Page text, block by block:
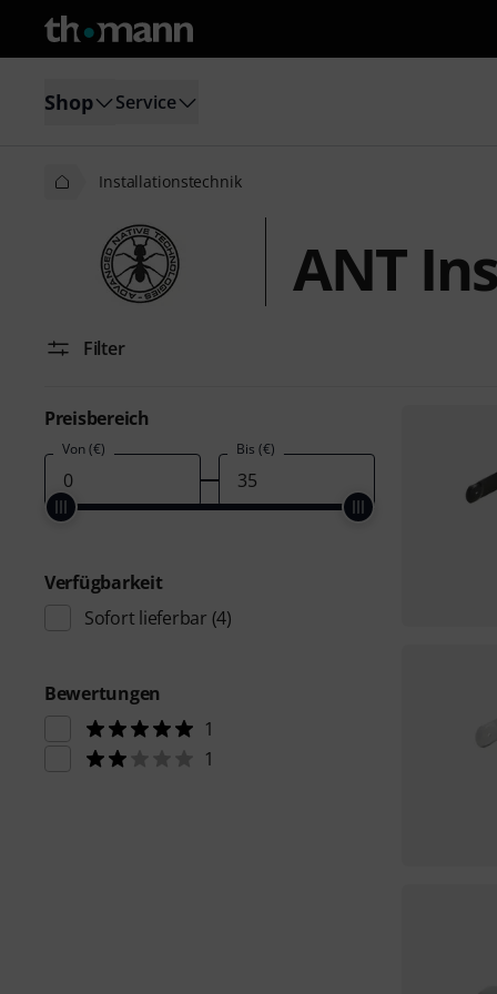
Shop Service
Installationstechnik
ANT
Filter
Preisbereich
Von (€) Bis (€)
Verfügbarkeit
Sofort lieferbar (4)
Bewertungen
1
1